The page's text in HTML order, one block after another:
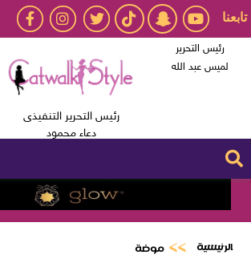
تابعنا
رئيس التحرير
لميس عبد الله
رئيس التحرير التنفيذى
دعاء محمود
الرئيسية موضة